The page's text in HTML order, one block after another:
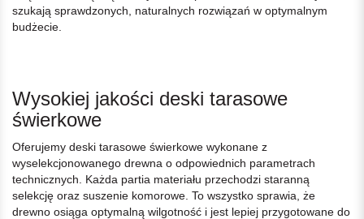
szukają sprawdzonych, naturalnych rozwiązań w optymalnym
budżecie.
Wysokiej jakości deski tarasowe
świerkowe
Oferujemy deski tarasowe świerkowe wykonane z
wyselekcjonowanego drewna o odpowiednich parametrach
technicznych. Każda partia materiału przechodzi staranną
selekcję oraz suszenie komorowe. To wszystko sprawia, że
drewno osiąga optymalną wilgotność i jest lepiej przygotowane do